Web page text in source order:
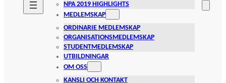
NPA 2019 HIGHLIGHTS
MEDLEMSKAP
ORDINARIE MEDLEMSKAP
ORGANISATIONSMEDLEMSKAP
STUDENTMEDLEMSKAP
UTBILDNINGAR
OM OSS
KANSLI OCH KONTAKT